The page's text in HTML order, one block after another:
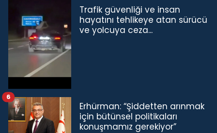
Trafik güvenliği ve insan
hayatını tehlikeye atan sürücü
ve yolcuya ceza...
Erhürman: “Şiddetten arınmak
için bütünsel politikaları
konuşmamız gerekiyor”
6